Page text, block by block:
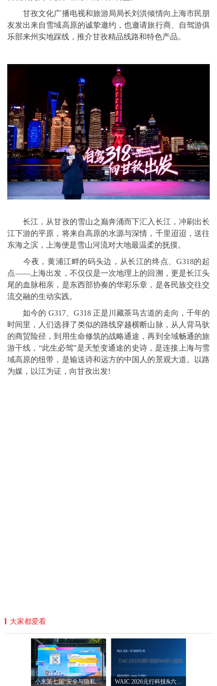
甘孜文化广播电视和旅游局局长刘洪倾情向上海市民朋
友发出来自雪域高原的诚挚邀约，也邀请旅行商、自驾游俱
乐部来州实地踩线，推介甘孜精品线路和特色产品。
长江，从甘孜的雪山之巅奔涌而下汇入长江，冲刷出长
江下游的平原，将来自高原的水源与深情，千里迢迢，送往
东海之滨，上海便是雪山河流对大地最温柔的抚摸。
今夜，黄浦江畔的码头边，从长江的终点、G318的起
点——上海出发，不仅仅是一次地理上的回溯，更是长江头
尾的血脉相亲，是东西部协奏的华彩乐章，是各民族交往交
流交融的生动实践。
如今的 G317、G318 正是川藏茶马古道的走向，千年的
时间里，人们选择了类似的路线穿越横断山脉，从人背马驮
的商贸险径，到用生命修筑的战略通途，再到全域畅通的旅
游干线，“此生必驾”是天堑变通途的史诗，是连接上海与雪
域高原的纽带，是输送诗和远方的中国人的景观大道。以路
为媒，以江为证，向甘孜出发!
大家都爱看
小米第七届“安全与隐私宣传月”圆满落 WAIC 2026元行科技&六联智能发布AI智能平